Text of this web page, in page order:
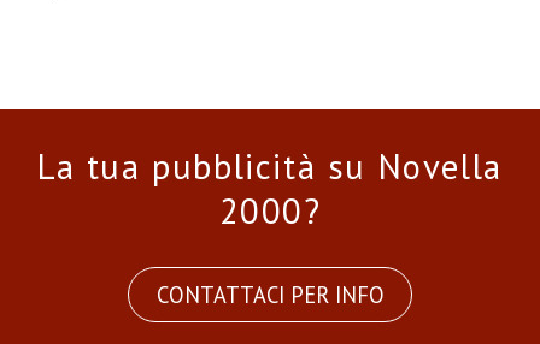
La tua pubblicità su Novella
2000?
CONTATTACI PER INFO